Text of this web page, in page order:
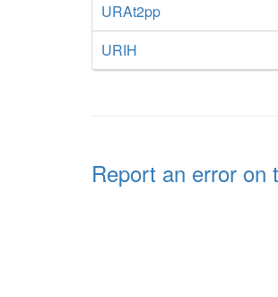
URAt2pp
URIH
Report an error on